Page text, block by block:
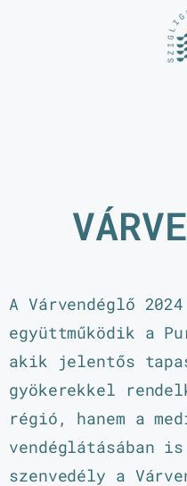
A Várvendéglő
együttműködik a
akik jelentős
gyökerekkel
régió, hanem a
vendéglátásában
szenvedély a